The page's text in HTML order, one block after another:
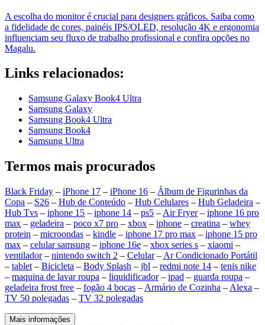
A escolha do monitor é crucial para designers gráficos. Saiba como
a fidelidade de cores, painéis IPS/OLED, resolução 4K e ergonomia
influenciam seu fluxo de trabalho profissional e confira opções no
Magalu.
Links relacionados:
Samsung Galaxy Book4 Ultra
Samsung Galaxy
Samsung Book4 Ultra
Samsung Book4
Samsung Ultra
Termos mais procurados
Black Friday – iPhone 17 – iPhone 16 – Álbum de Figurinhas da
Copa – S26 – Hub de Conteúdo – Hub Celulares – Hub Geladeira –
Hub Tvs – iphone 15 – iphone 14 – ps5 – Air Fryer– iphone 16 pro
max – geladeira – poco x7 pro – xbox – iphone – creatina – whey
protein – microondas – kindle – iphone 17 pro max – iphone 15 pro
max – celular samsung – iphone 16e – xbox series s – xiaomi –
ventilador– nintendo switch 2 – Celular– Ar Condicionado Portátil
– tablet – Bicicleta – Body Splash – jbl – redmi note 14 – tenis nike
– maquina de lavar roupa – liquidificador– ipad – guarda roupa –
geladeira frost free – fogão 4 bocas – Armário de Cozinha – Alexa –
TV 50 polegadas – TV 32 polegadas
Mais informações